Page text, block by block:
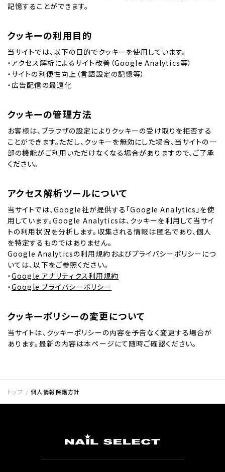
採用情報
記憶することができます。
クッキーの利用目的
当サイトでは、以下の目的でクッキーを使用しています。
・アクセス解析によるサイト改善（Google Analytics等）
・サイトの利便性向上（言語設定の記憶等）
・広告配信の最適化
クッキーの管理方法
お客様は、ブラウザの設定によりクッキーの受け取りを拒否する
ことができます。ただし、クッキーを無効にした場合、当サイトの一
部の機能がご利用いただけなくなる場合がありますので、ご了承
ください。
アクセス解析ツールについて
当サイトでは、Google社が提供する「Google Analytics」を使
用しています。Google Analyticsは、クッキーを利用して当サイ
トの利用状況を分析します。収集される情報は匿名であり、個人
を特定するものではありません。
Google Analyticsの利用規約およびプライバシーポリシーにつ
いては、以下をご参照ください。
・Google アナリティクス利用規約
・Google プライバシーポリシー
クッキーポリシーの変更について
当サイトは、クッキーポリシーの内容を予告なく変更する場合が
あります。最新の内容は本ページにて随時ご確認ください。
トップ 個人情報保護方針